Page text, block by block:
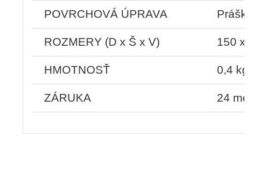
POVRCHOVÁ ÚPRAVA
ROZMERY (D x Š x V) 150 x
HMOTNOSŤ 0,4 kg
ZÁRUKA 24